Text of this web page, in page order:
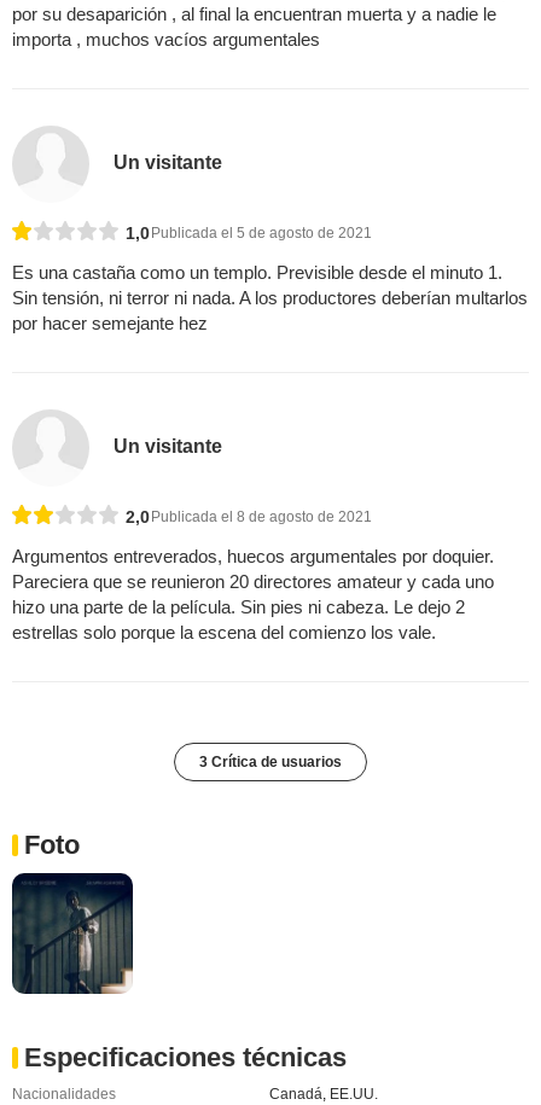
por su desaparición , al final la encuentran muerta y a nadie le
importa , muchos vacíos argumentales
Un visitante
1,0 Publicada el 5 de agosto de 2021
Es una castaña como un templo. Previsible desde el minuto 1.
Sin tensión, ni terror ni nada. A los productores deberían multarlos
por hacer semejante hez
Un visitante
2,0 Publicada el 8 de agosto de 2021
Argumentos entreverados, huecos argumentales por doquier.
Pareciera que se reunieron 20 directores amateur y cada uno
hizo una parte de la película. Sin pies ni cabeza. Le dejo 2
estrellas solo porque la escena del comienzo los vale.
3 Crítica de usuarios
Foto
Especificaciones técnicas
Nacionalidades Canadá, EE.UU.